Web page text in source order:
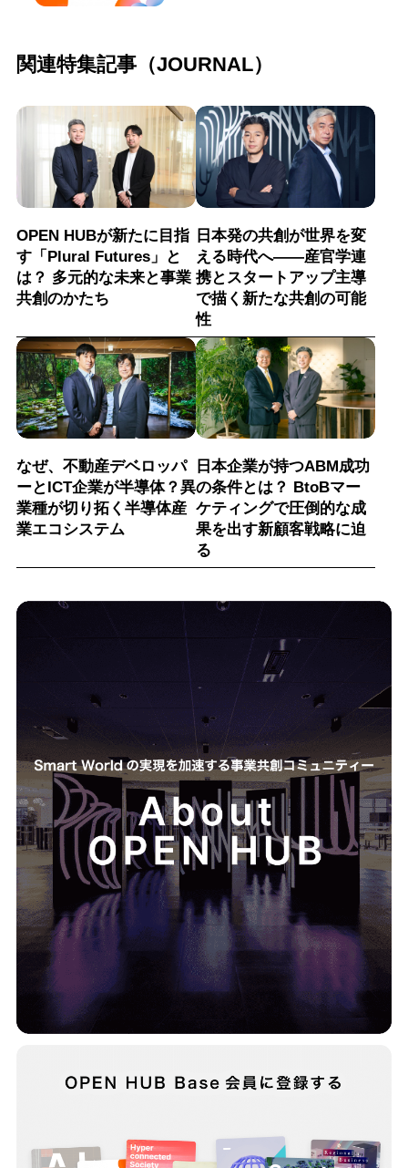
関連特集記事（JOURNAL）
OPEN HUBが新たに目指
す「Plural Futures」と
は？ 多元的な未来と事業
共創のかたち
日本発の共創が世界を変
える時代へ——産官学連
携とスタートアップ主導
で描く新たな共創の可能
性
なぜ、不動産デベロッパ
ーとICT企業が半導体？異
業種が切り拓く半導体産
業エコシステム
日本企業が持つABM成功
の条件とは？ BtoBマー
ケティングで圧倒的な成
果を出す新顧客戦略に迫
る